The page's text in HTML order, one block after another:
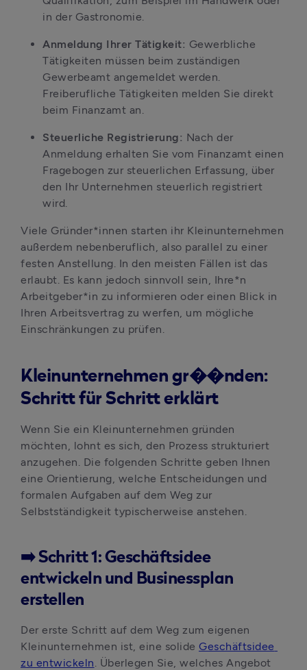
in der Gastronomie.
Anmeldung Ihrer Tätigkeit: Gewerbliche
Tätigkeiten müssen beim zuständigen
Gewerbeamt angemeldet werden.
Freiberufliche Tätigkeiten melden Sie direkt
beim Finanzamt an.
Steuerliche Registrierung: Nach der
Anmeldung erhalten Sie vom Finanzamt einen
Fragebogen zur steuerlichen Erfassung, über
den Ihr Unternehmen steuerlich registriert
wird.
Viele Gründer*innen starten ihr Kleinunternehmen
außerdem nebenberuflich, also parallel zu einer
festen Anstellung. In den meisten Fällen ist das
erlaubt. Es kann jedoch sinnvoll sein, Ihre*n
Arbeitgeber*in zu informieren oder einen Blick in
Ihren Arbeitsvertrag zu werfen, um mögliche
Einschränkungen zu prüfen.
Kleinunternehmen gr��nden:
Schritt für Schritt erklärt
Wenn Sie ein Kleinunternehmen gründen
möchten, lohnt es sich, den Prozess strukturiert
anzugehen. Die folgenden Schritte geben Ihnen
eine Orientierung, welche Entscheidungen und
formalen Aufgaben auf dem Weg zur
Selbstständigkeit typischerweise anstehen.
➡️ Schritt 1: Geschäftsidee
entwickeln und Businessplan
erstellen
Der erste Schritt auf dem Weg zum eigenen
Kleinunternehmen ist, eine solide Geschäftsidee
zu entwickeln. Überlegen Sie, welches Angebot